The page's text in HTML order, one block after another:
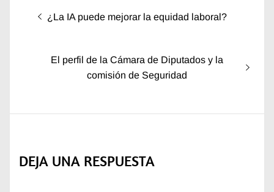
Entrada
¿La IA puede mejorar la equidad laboral?
Entrada
siguiente:
El perfil de la Cámara de Diputados y la
comisión de Seguridad
DEJA UNA RESPUESTA